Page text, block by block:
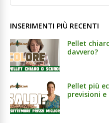
INSERIMENTI PIÙ RECENTI
Pellet
davvero?
Pellet più
previsioni